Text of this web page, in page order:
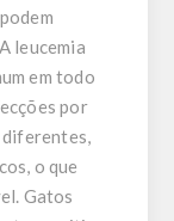
leucemia
em todo
por
diferentes,
o que
Gatos